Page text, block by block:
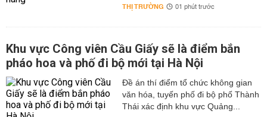
THỊ TRƯỜNG 01 phút trước
Khu vực Công viên Cầu Giấy sẽ là điểm bắn
pháo hoa và phố đi bộ mới tại Hà Nội
Đề án thí điểm tổ chức không gian
văn hóa, tuyến phố đi bộ phố Thành
Thái xác định khu vực Quảng...